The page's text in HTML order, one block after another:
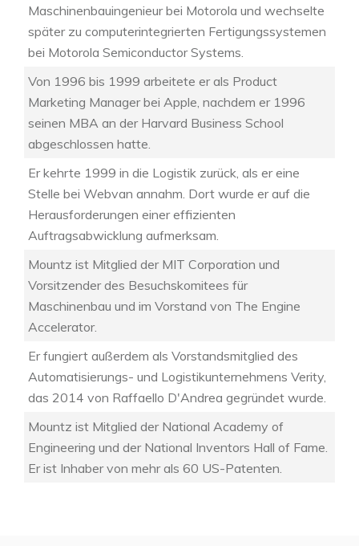
Maschinenbauingenieur bei Motorola und wechselte
später zu computerintegrierten Fertigungssystemen
bei Motorola Semiconductor Systems.
Von 1996 bis 1999 arbeitete er als Product
Marketing Manager bei Apple, nachdem er 1996
seinen MBA an der Harvard Business School
abgeschlossen hatte.
Er kehrte 1999 in die Logistik zurück, als er eine
Stelle bei Webvan annahm. Dort wurde er auf die
Herausforderungen einer effizienten
Auftragsabwicklung aufmerksam.
Mountz ist Mitglied der MIT Corporation und
Vorsitzender des Besuchskomitees für
Maschinenbau und im Vorstand von The Engine
Accelerator.
Er fungiert außerdem als Vorstandsmitglied des
Automatisierungs- und Logistikunternehmens Verity,
das 2014 von Raffaello D'Andrea gegründet wurde.
Mountz ist Mitglied der National Academy of
Engineering und der National Inventors Hall of Fame.
Er ist Inhaber von mehr als 60 US-Patenten.